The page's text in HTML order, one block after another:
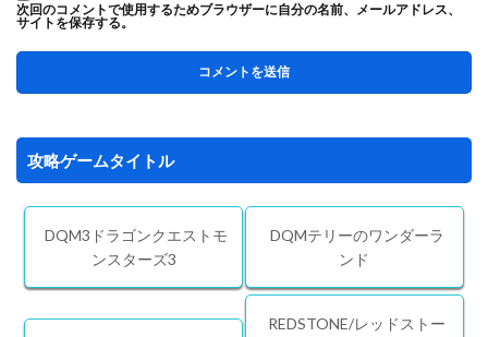
次回のコメントで使用するためブラウザーに自分の名前、メールアドレス、
サイトを保存する。
攻略ゲームタイトル
DQM3ドラゴンクエストモ
ンスターズ3
DQMテリーのワンダーラ
ンド
REDSTONE/レッドストー